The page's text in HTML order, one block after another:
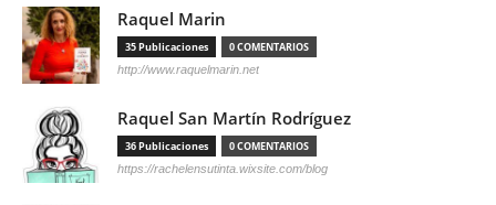
Raquel Marin
35 Publicaciones 0 COMENTARIOS
http://www.raquelmarin.net
Raquel San Martín Rodríguez
36 Publicaciones 0 COMENTARIOS
https://rachelensutinta.wixsite.com/blog